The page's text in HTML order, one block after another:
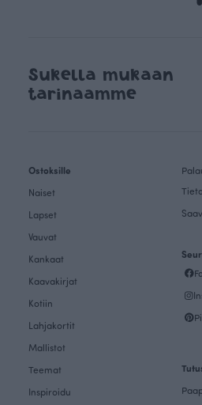
Sukella mukaan
tarinaamme
Ostoksille
Naiset
Lapset
Vauvat
Kankaat
Kaavakirjat
Kotiin
Lahjakortit
Mallistot
Teemat
Inspiroidu